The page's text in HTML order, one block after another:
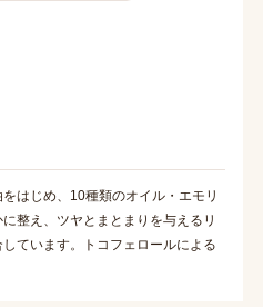
はじめ、10種類のオイル・エモリ
整え、ツヤとまとまりを与えるリ
ています。トコフェロールによる